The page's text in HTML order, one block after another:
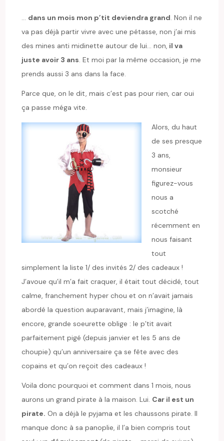
… dans un mois mon p’tit deviendra grand. Non il ne
va pas déjà partir vivre avec une pétasse, non j’ai mis
des mines anti midinette autour de lui… non, il va
juste avoir 3 ans. Et moi par la même occasion, je me
prends aussi 3 ans dans la face.
Parce que, on le dit, mais c’est pas pour rien, car oui
ça passe méga vite.
Alors, du haut
de ses presque
3 ans,
monsieur
figurez-vous
nous a
scotché
récemment en
nous faisant
tout
simplement la liste 1/ des invités 2/ des cadeaux !
J’avoue qu’il m’a fait craquer, il était tout décidé, tout
calme, franchement hyper chou et on n’avait jamais
abordé la question auparavant, mais j’imagine, là
encore, grande soeurette oblige : le p’tit avait
parfaitement pigé (depuis janvier et les 5 ans de
choupie) qu’un anniversaire ça se fête avec des
copains et qu’on reçoit des cadeaux !
Voila donc pourquoi et comment dans 1 mois, nous
aurons un grand pirate à la maison. Lui. Car il est un
pirate. On a déjà le pyjama et les chaussons pirate. Il
manque donc à sa panoplie, il l’a bien compris tout